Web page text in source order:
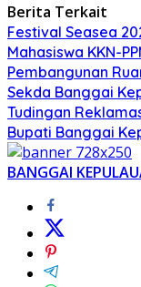
Berita Terkait
Festival Seasea
Mahasiswa KKN-
Pembangunan
Sekda Banggai
Tudingan
Bupati Banggai
BANGGAI